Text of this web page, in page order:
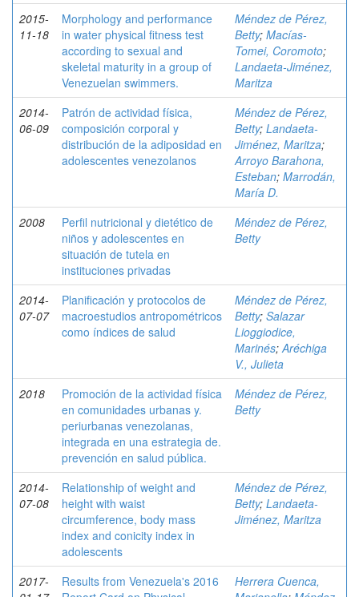
2015-
11-18
Morphology and performance
in water physical fitness test
according to sexual and
skeletal maturity in a group of
Venezuelan swimmers.
Méndez de Pérez,
Betty; Macías-
Tomei, Coromoto;
Landaeta-Jiménez,
Maritza
2014-
06-09
Patrón de actividad física,
composición corporal y
distribución de la adiposidad en
adolescentes venezolanos
Méndez de Pérez,
Betty; Landaeta-
Jiménez, Maritza;
Arroyo Barahona,
Esteban; Marrodán,
María D.
2008
Perfil nutricional y dietético de
niños y adolescentes en
situación de tutela en
instituciones privadas
Méndez de Pérez,
Betty
2014-
07-07
Planificación y protocolos de
macroestudios antropométricos
como índices de salud
Méndez de Pérez,
Betty; Salazar
Lioggiodice,
Marinés;Aréchiga
V., Julieta
2018
Promoción de la actividad física
en comunidades urbanas y.
periurbanas venezolanas,
integrada en una estrategia de.
prevención en salud pública.
Méndez de Pérez,
Betty
2014-
07-08
Relationship of weight and
height with waist
circumference, body mass
index and conicity index in
adolescents
Méndez de Pérez,
Betty; Landaeta-
Jiménez, Maritza
2017-
Results from Venezuela's 2016
Herrera Cuenca,